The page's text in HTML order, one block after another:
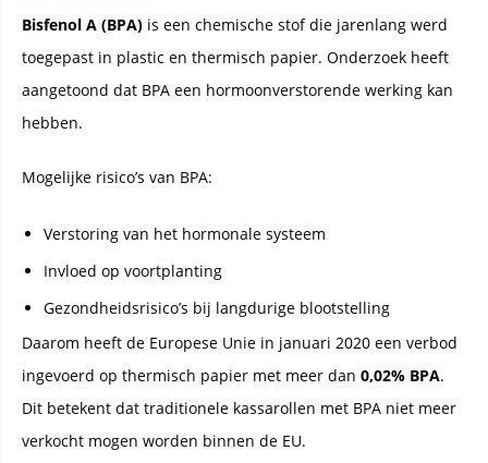
Bisfenol A (BPA) is een chemische stof die jarenlang werd
toegepast in plastic en thermisch papier. Onderzoek heeft
aangetoond dat BPA een hormoonverstorende werking kan
hebben.
Mogelijke risico’s van BPA:
Verstoring van het hormonale systeem
Invloed op voortplanting
Gezondheidsrisico’s bij langdurige blootstelling
Daarom heeft de Europese Unie in januari 2020 een verbod
ingevoerd op thermisch papier met meer dan 0,02% BPA.
Dit betekent dat traditionele kassarollen met BPA niet meer
verkocht mogen worden binnen de EU.